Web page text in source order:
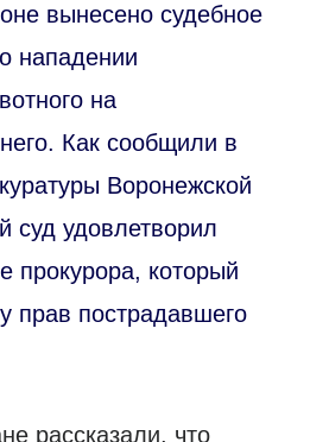
вынесено судебное
нападении
на
Как сообщили в
Воронежской
суд удовлетворил
прокурора, который
прав пострадавшего
рассказали, что